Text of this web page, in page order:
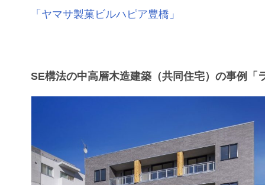
「ヤマサ製菓ビルハピア豊橋」
SE構法の中高層木造建築（共同住宅）の事例「